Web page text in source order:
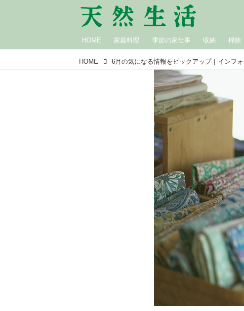
HOME 家庭料理 季節の家仕事 収納 掃除
HOME 6月の気になる情報をピックアップ｜インフ